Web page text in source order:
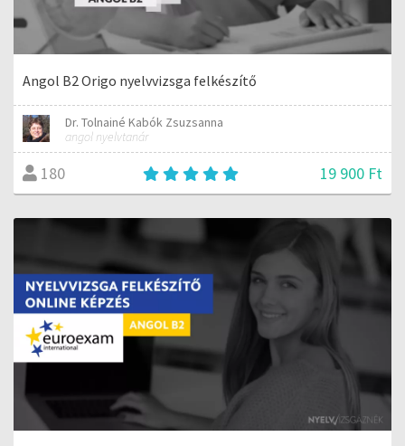
Angol B2 Origo nyelvvizsga felkészítő
Dr. Tolnainé Kabók Zsuzsanna
angol nyelvtanár
180 19 900 Ft